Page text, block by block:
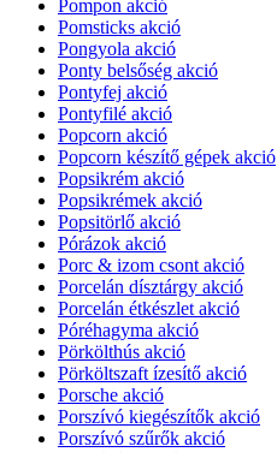
Pompon akció
Pomsticks akció
Pongyola akció
Ponty belsőség akció
Pontyfej akció
Pontyfilé akció
Popcorn akció
Popcorn készítő gépek akció
Popsikrém akció
Popsikrémek akció
Popsitörlő akció
Pórázok akció
Porc & izom csont akció
Porcelán dísztárgy akció
Porcelán étkészlet akció
Póréhagyma akció
Pörkölthús akció
Pörköltszaft ízesítő akció
Porsche akció
Porszívó kiegészítők akció
Porszívó szűrők akció